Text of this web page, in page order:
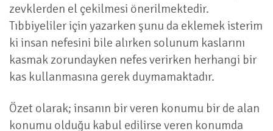
zevklerden el çekilmesi önerilmektedir.
Tıbbiyeliler için yazarken şunu da eklemek isterim
ki insan nefesini bile alırken solunum kaslarını
kasmak zorundayken nefes verirken herhangi bir
kas kullanmasına gerek duymamaktadır.
Özet olarak; insanın bir veren konumu bir de alan
konumu olduğu kabul edilirse veren konumda